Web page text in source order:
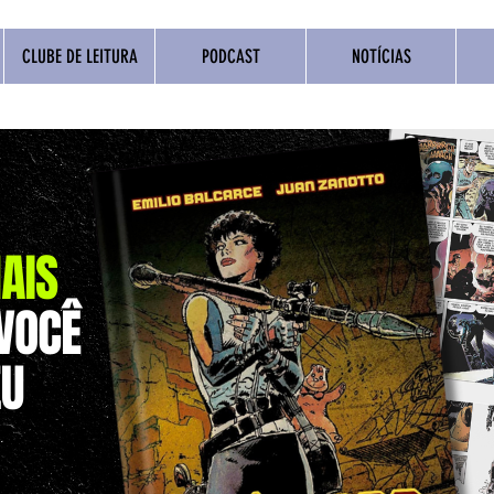
CLUBE DE LEITURA PODCAST NOTÍCIAS